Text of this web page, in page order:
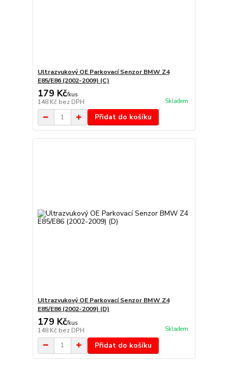
Ultrazvukový OE Parkovací Senzor BMW Z4
E85/E86 (2002-2009) (C)
179 Kč/kus
148 Kč bez DPH Skladem
Přidat do košíku
Ultrazvukový OE Parkovací Senzor BMW Z4
E85/E86 (2002-2009) (D)
179 Kč/kus
148 Kč bez DPH Skladem
Přidat do košíku